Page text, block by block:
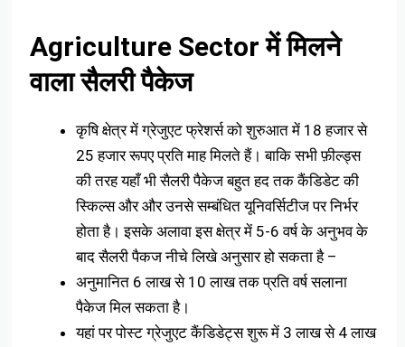
Agriculture Sector में मिलने
वाला सैलरी पैकेज
कृषि क्षेत्र में ग्रेजुएट फ्रेशर्स को शुरुआत में 18 हजार से
25 हजार रूपए प्रति माह मिलते हैं। बाकि सभी फ़ील्ड्स
की तरह यहाँ भी सैलरी पैकेज बहुत हद तक कैंडिडेट की
स्किल्स और और उनसे सम्बंधित यूनिवर्सिटीज पर निर्भर
होता है। इसके अलावा इस क्षेत्र में 5-6 वर्ष के अनुभव के
बाद सैलरी पैकज नीचे लिखे अनुसार हो सकता है –
अनुमानित 6 लाख से 10 लाख तक प्रति वर्ष सलाना
पैकेज मिल सकता है।
यहां पर पोस्ट ग्रेजुएट कैंडिडेट्स शुरू में 3 लाख से 4 लाख